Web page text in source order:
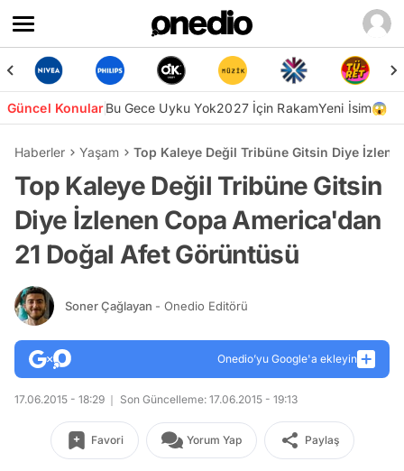
Güncel KonularBu Gece Uyku Yok2027 İçin RakamYeni İsim😱
Haberler Yaşam Top Kaleye Değil Tribüne Gitsin Diye
Top Kaleye Değil Tribüne Gitsin
Diye İzlenen Copa America'dan
21 Doğal Afet Görüntüsü
Soner Çağlayan - Onedio Editörü
Onedio’yu Google'a ekleyin
17.06.2015 - 18:29 Son Güncelleme: 17.06.2015 - 19:13
Favori Yorum Yap Paylaş